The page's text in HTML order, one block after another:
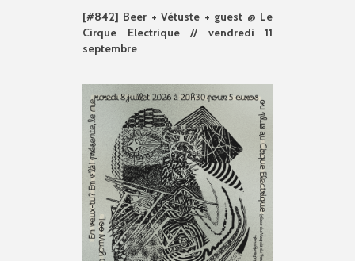
[#842] Beer + Vétuste + guest @ Le
Cirque Electrique // vendredi 11
septembre